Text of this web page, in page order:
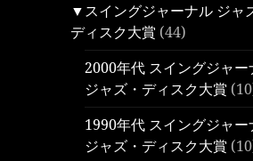
▼スイングジャーナル ジャ
ディスク大賞 (44)
2000年代 スイングジャー
ジャズ・ディスク大賞
1990年代 スイングジャー
ジャズ・ディスク大賞